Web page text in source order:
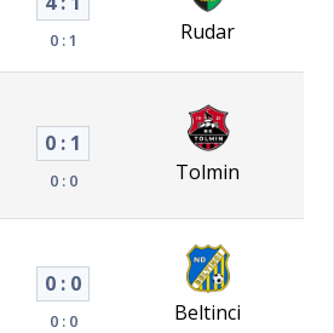
0 : 1 Rudar
0 : 1
0 : 0 Tolmin
0 : 0
0 : 0 Beltinci